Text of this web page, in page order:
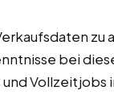
zu
bei
Vollzeitjobs